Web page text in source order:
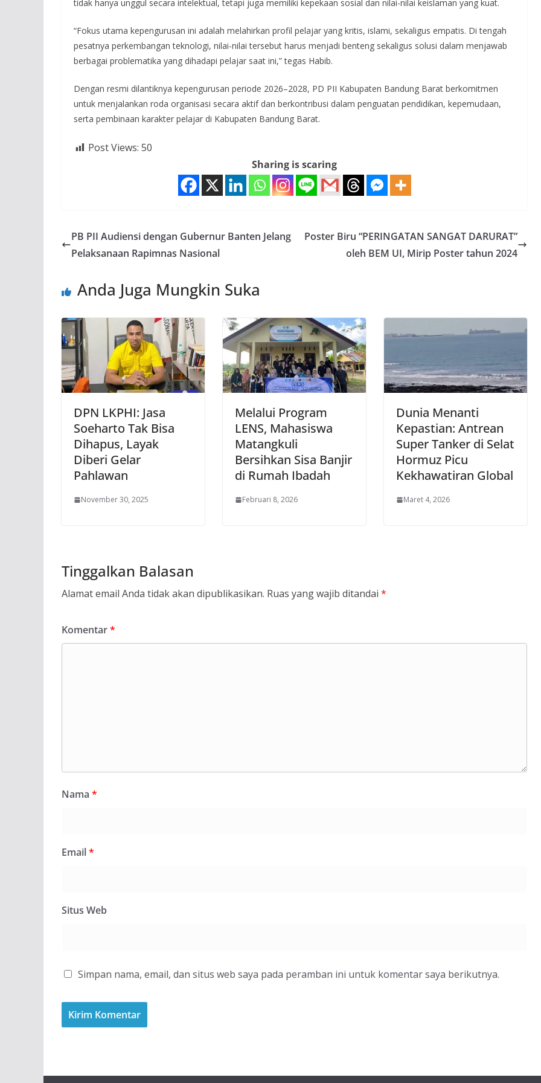
tidak hanya unggul secara intelektual, tetapi juga memiliki kepekaan sosial dan nilai-nilai keislaman yang kuat.
“Fokus utama kepengurusan ini adalah melahirkan profil pelajar yang kritis, islami, sekaligus empatis. Di tengah
pesatnya perkembangan teknologi, nilai-nilai tersebut harus menjadi benteng sekaligus solusi dalam menjawab
berbagai problematika yang dihadapi pelajar saat ini,” tegas Habib.
Dengan resmi dilantiknya kepengurusan periode 2026–2028, PD PII Kabupaten Bandung Barat berkomitmen
untuk menjalankan roda organisasi secara aktif dan berkontribusi dalam penguatan pendidikan, kepemudaan,
serta pembinaan karakter pelajar di Kabupaten Bandung Barat.
Post Views: 50
Sharing is scaring
PB PII Audiensi dengan Gubernur Banten Jelang
Pelaksanaan Rapimnas Nasional
Poster Biru “PERINGATAN SANGAT DARURAT”
oleh BEM UI, Mirip Poster tahun 2024
Anda Juga Mungkin Suka
DPN LKPHI: Jasa
Soeharto Tak Bisa
Dihapus, Layak
Diberi Gelar
Pahlawan
November 30, 2025
Melalui Program
LENS, Mahasiswa
Matangkuli
Bersihkan Sisa Banjir
di Rumah Ibadah
Februari 8, 2026
Dunia Menanti
Kepastian: Antrean
Super Tanker di Selat
Hormuz Picu
Kekhawatiran Global
Maret 4, 2026
Tinggalkan Balasan
Alamat email Anda tidak akan dipublikasikan. Ruas yang wajib ditandai *
Komentar*
Nama *
Email*
Situs Web
Simpan nama, email, dan situs web saya pada peramban ini untuk komentar saya berikutnya.